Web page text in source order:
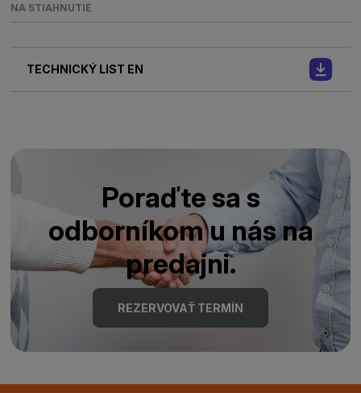
NA STIAHNUTIE
TECHNICKÝ LIST EN
Poraďte sa s
odborníkom u nás na
predajni.
REZERVOVAŤ TERMÍN